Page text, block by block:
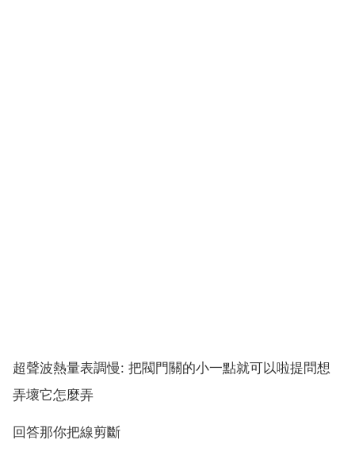
超聲波熱量表調慢: 把閥門關的小一點就可以啦提問想
弄壞它怎麼弄
回答那你把線剪斷